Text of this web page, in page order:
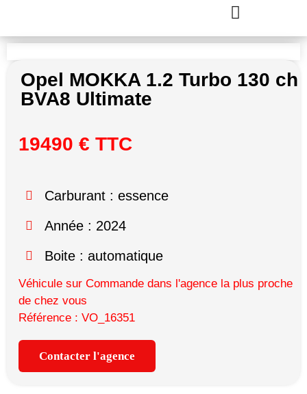
Opel MOKKA 1.2 Turbo 130 ch
BVA8 Ultimate
19490 € TTC
Carburant : essence
Année : 2024
Boite : automatique
Véhicule sur Commande dans l'agence la plus proche
de chez vous
Référence : VO_16351
Contacter l'agence